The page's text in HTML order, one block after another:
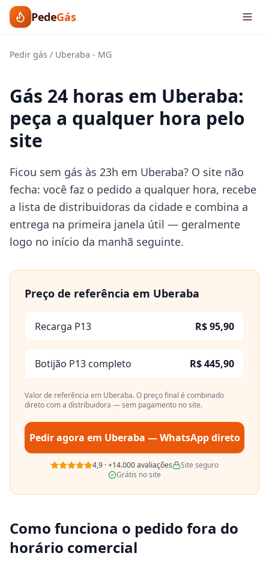
PedeGás
Pedir gás / Uberaba - MG
Gás 24 horas em Uberaba:
peça a qualquer hora pelo
site
Ficou sem gás às 23h em Uberaba? O site não
fecha: você faz o pedido a qualquer hora, recebe
a lista de distribuidoras da cidade e combina a
entrega na primeira janela útil — geralmente
logo no início da manhã seguinte.
Preço de referência em Uberaba
Recarga P13 R$ 95,90
Botijão P13 completo R$ 445,90
Valor de referência em Uberaba. O preço final é combinado
direto com a distribuidora — sem pagamento no site.
Pedir agora em Uberaba — WhatsApp direto
4,9 ·+14.000avaliações
Site seguro
Grátis no site
Como funciona o pedido fora do
horário comercial